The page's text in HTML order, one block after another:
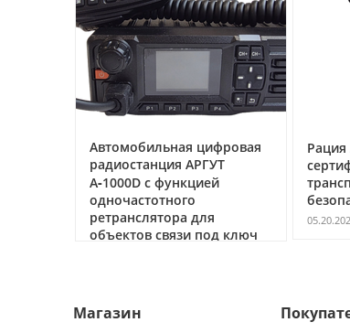
Ударопрочный корпус из пластика ABS;
Обнаружение всех видов металлов;
Звуковая, световая и вибросигнализация +
Индикация разряда батареи;
Низкое энергопотребление;
Широкий диапазон рабочих температур;
IP67.
ТЕХНИЧЕСКИЕ
СФИНКС SPHINX
Рабочая частота - 12кГц;
Автомобильная цифровая
радиостанция АРГУТ
А‑1000D с функцией
одночастотного
ретранслятора для
объектов связи под ключ
Рация
Магазин